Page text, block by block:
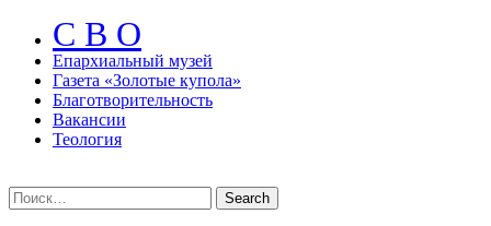
С В О
Епархиальный музeй
Газета «Золотые купола»
Благотворительность
Вакансии
Теология